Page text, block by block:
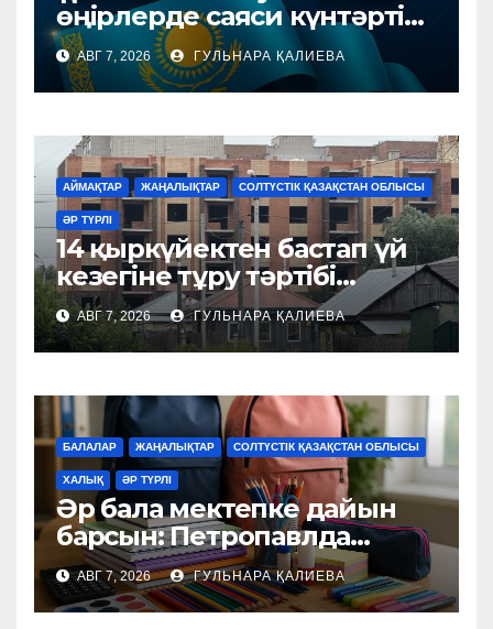
өңірлерде саяси күнтәртібі
қалай түзіледі?
АВГ 7, 2026 ГУЛЬНАРА ҚАЛИЕВА
АЙМАҚТАР ЖАҢАЛЫҚТАР СОЛТҮСТІК ҚАЗАҚСТАН ОБЛЫСЫ
ӘР ТҮРЛІ
14 қыркүйектен бастап үй
кезегіне тұру тәртібі
өзгереді
АВГ 7, 2026 ГУЛЬНАРА ҚАЛИЕВА
БАЛАЛАР ЖАҢАЛЫҚТАР СОЛТҮСТІК ҚАЗАҚСТАН ОБЛЫСЫ
ХАЛЫҚ ӘР ТҮРЛІ
Әр бала мектепке дайын
барсын: Петропавлда
қайырымдылық акциясы
басталды
АВГ 7, 2026 ГУЛЬНАРА ҚАЛИЕВА